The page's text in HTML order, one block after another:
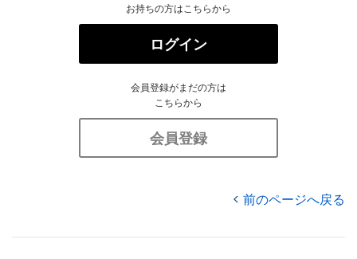
お持ちの方はこちらから
ログイン
会員登録がまだの方は
こちらから
会員登録
前のページへ戻る